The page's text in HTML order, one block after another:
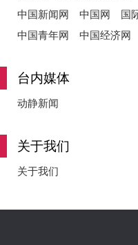
中国新闻网
中国网 国
中国青年网
中国经济网
台内媒体
动静新闻
关于我们
关于我们